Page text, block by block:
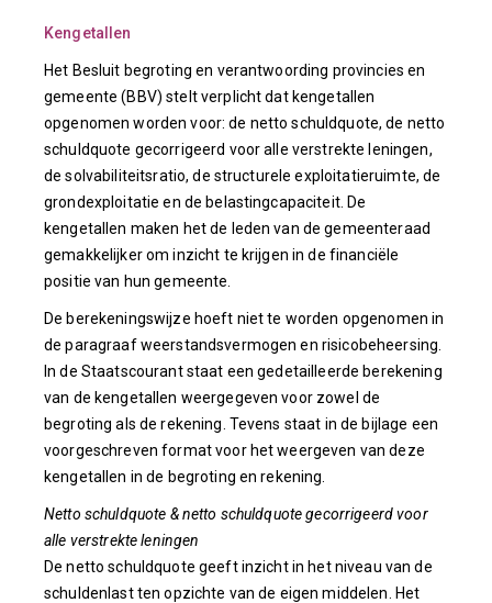
Kengetallen
Het Besluit begroting en verantwoording provincies en
gemeente (BBV) stelt verplicht dat kengetallen
opgenomen worden voor: de netto schuldquote, de netto
schuldquote gecorrigeerd voor alle verstrekte leningen,
de solvabiliteitsratio, de structurele exploitatieruimte, de
grondexploitatie en de belastingcapaciteit. De
kengetallen maken het de leden van de gemeenteraad
gemakkelijker om inzicht te krijgen in de financiële
positie van hun gemeente.
De berekeningswijze hoeft niet te worden opgenomen in
de paragraaf weerstandsvermogen en risicobeheersing.
In de Staatscourant staat een gedetailleerde berekening
van de kengetallen weergegeven voor zowel de
begroting als de rekening. Tevens staat in de bijlage een
voorgeschreven format voor het weergeven van deze
kengetallen in de begroting en rekening.
Netto schuldquote & netto schuldquote gecorrigeerd voor
alle verstrekte leningen
De netto schuldquote geeft inzicht in het niveau van de
schuldenlast ten opzichte van de eigen middelen. Het